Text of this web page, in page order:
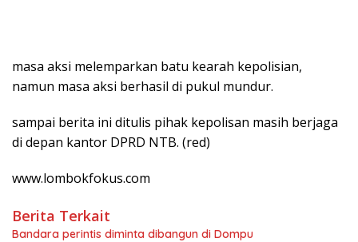
masa aksi melemparkan batu kearah kepolisian,
namun masa aksi berhasil di pukul mundur.
sampai berita ini ditulis pihak kepolisan masih berjaga
di depan kantor DPRD NTB. (red)
www.lombokfokus.com
Berita Terkait
Bandara perintis diminta dibangun di Dompu